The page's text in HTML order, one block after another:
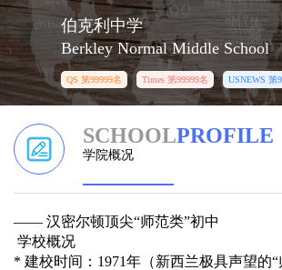
伯克利中学
Berkley Normal Middle School
QS 第99999名 Times 第99999名 USNEWS 第
SCHOOLPROFILE
学院概况
—— 汉密尔顿顶尖“师范类”初中
学校概况
* 建校时间：1971年（新西兰极具声望的